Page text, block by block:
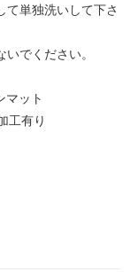
て単独洗いして下さ
でください。
マット
工有り